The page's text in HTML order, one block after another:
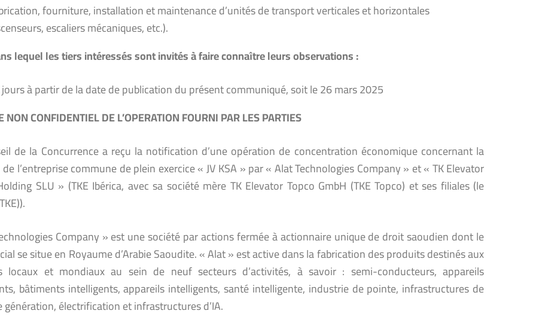
fourniture, installation et maintenance d’unités de transport verticales et horizontales
escaliers mécaniques, etc.).
lequel les tiers intéressés sont invités à faire connaître leurs observations :
à partir de la date de publication du présent communiqué, soit le 26 mars 2025
NON CONFIDENTIEL DE L’OPERATION FOURNI PAR LES PARTIES
de la Concurrence a reçu la notification d’une opération de concentration économique concernant la
l’entreprise commune de plein exercice « JV KSA » par « Alat Technologies Company » et « TK Elevator
SLU » (TKE Ibérica, avec sa société mère TK Elevator Topco GmbH (TKE Topco) et ses filiales (le
Company » est une société par actions fermée à actionnaire unique de droit saoudien dont le
se situe en Royaume d’Arabie Saoudite. « Alat » est active dans la fabrication des produits destinés aux
locaux et mondiaux au sein de neuf secteurs d’activités, à savoir : semi-conducteurs, appareils
bâtiments intelligents, appareils intelligents, santé intelligente, industrie de pointe, infrastructures de
génération, électrification et infrastructures d’IA.